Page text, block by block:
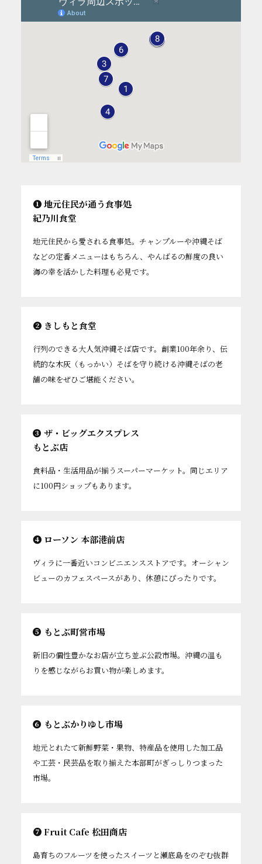
❶ 地元住民が通う食事処
紀乃川食堂
地元住民から愛される食事処。チャンプルーや沖縄そば
などの定番メニューはもちろん、やんばるの鮮度の良い
海の幸を活かした料理も必見です。
❷ きしもと食堂
行列のできる大人気沖縄そば店です。創業100年余り、伝
統的な木灰（もっかい）そばを守り続ける沖縄そばの老
舗の味をぜひご堪能ください。
❸ ザ・ビッグエクスプレス
もとぶ店
食料品・生活用品が揃うスーパーマーケット。同じエリア
に100円ショップもあります。
❹ ローソン 本部港前店
ヴィラに一番近いコンビニエンスストアです。オーシャン
ビューのカフェスペースがあり、休憩にぴったりです。
❺ もとぶ町営市場
新旧の個性豊かなお店が立ち並ぶ公設市場。沖縄の温も
りを感じながらお買い物が楽しめます。
❻ もとぶかりゆし市場
地元とれたて新鮮野菜・果物、特産品を使用した加工品
や工芸・民芸品を取り揃えた本部町がぎっしりつまった
市場。
❼ Fruit Cafe 松田商店
島育ちのフルーツを使ったスイーツと瀬底島をのぞむ抜群